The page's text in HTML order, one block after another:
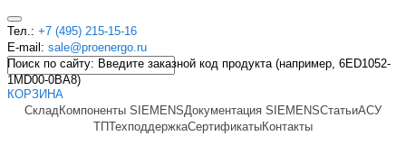
Тел.: +7 (495) 215-15-16
E-mail: sale@proenergo.ru
Поиск по сайту: Введите заказной код продукта (например, 6ED1052-
1MD00-0BA8)
КОРЗИНА
СкладКомпоненты SIEMENSДокументация SIEMENSСтатьиАСУ
ТПТехподдержкаСертификатыКонтакты